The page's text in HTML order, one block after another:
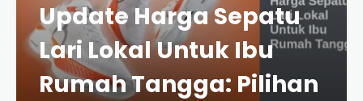
Update Harga Sepatu
Lari Lokal Untuk Ibu
Rumah Tangga: Pilihan